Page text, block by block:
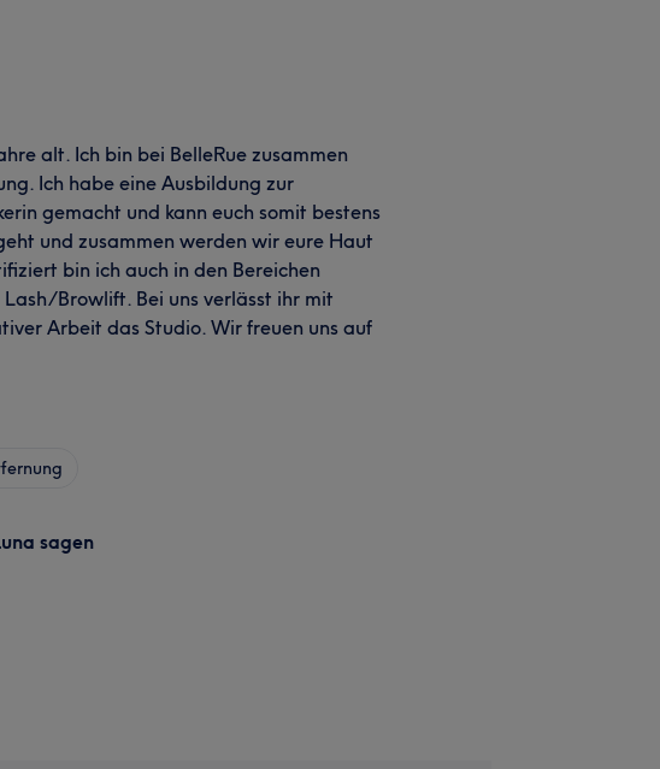
alt. Ich bin bei BelleRue zusammen
Ich habe eine Ausbildung zur
gemacht und kann euch somit bestens
und zusammen werden wir eure Haut
bin ich auch in den Bereichen
Browlift. Bei uns verlässt ihr mit
Arbeit das Studio. Wir freuen uns auf
sagen